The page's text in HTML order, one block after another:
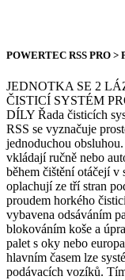
POWERTEC RSS PRO
JEDNOTKA SE 2
ČISTICÍ SYSTÉM
DÍLY Řada čisticích
RSS se vyznačuje
jednoduchou
vkládají ručně nebo
během čištění otáčejí v
oplachují ze tří stran
proudem horkého
vybavena odsáváním
blokováním koše a
palet s oky nebo
hlavním časem lze
podávacích vozíků.